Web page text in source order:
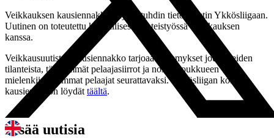
Veikkauksen kausiennakko tarjoaa tuhdin tietopaketin Ykkösliigaan.
Uutinen on toteutettu kaupallisessa yhteistyössä Veikkauksen
kanssa.
Veikkausuutisten kausiennakko tarjoaa näkemykset joukkueiden
tilanteista, tärkeimmät pelaajasiirrot ja nostaa joukkueen
mielenkiintoisimmat pelaajat seurattavaksi. Ykkösliigan koko
kausiennakon löydät täältä.
Lisää uutisia